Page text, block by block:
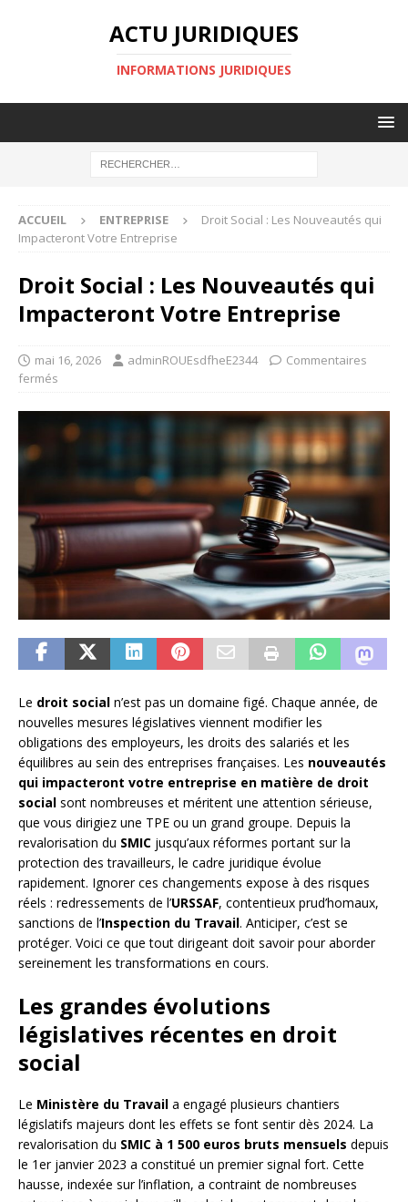
ACTU JURIDIQUES
INFORMATIONS JURIDIQUES
ACCUEIL ENTREPRISE
Droit Social : Les Nouveautés qui
Impacteront Votre Entreprise
Droit Social : Les Nouveautés qui
Impacteront Votre Entreprise
mai 16, 2026 adminROUEsdfheE2344
Commentaires
fermés
Le droit social n’est pas un domaine figé. Chaque année, de
nouvelles mesures législatives viennent modifier les
obligations des employeurs, les droits des salariés et les
équilibres au sein des entreprises françaises. Les nouveautés
qui impacteront votre entreprise en matière de droit
social sont nombreuses et méritent une attention sérieuse,
que vous dirigiez une TPE ou un grand groupe. Depuis la
revalorisation du SMIC jusqu’aux réformes portant sur la
protection des travailleurs, le cadre juridique évolue
rapidement. Ignorer ces changements expose à des risques
réels : redressements de l’URSSAF, contentieux prud’homaux,
sanctions de l’Inspection du Travail. Anticiper, c’est se
protéger. Voici ce que tout dirigeant doit savoir pour aborder
sereinement les transformations en cours.
Les grandes évolutions
législatives récentes en droit
social
Le Ministère du Travail a engagé plusieurs chantiers
législatifs majeurs dont les effets se font sentir dès 2024. La
revalorisation du SMIC à 1 500 euros bruts mensuels depuis
le 1er janvier 2023 a constitué un premier signal fort. Cette
hausse, indexée sur l’inflation, a contraint de nombreuses